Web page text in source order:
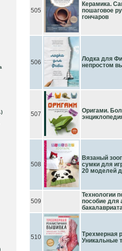
505
Керамика.
пошаговое
гончаров
506
Лодка для
непростом
507
Оригами.
508
Вязаный
сумки для
20 моделей
509
Технологии
пособие для
510
Трехмерная
Уникальные